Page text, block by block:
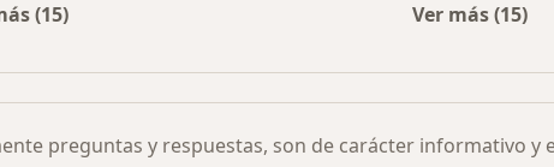
(15)
Ver más (15)
preguntas y respuestas, son de carácter informativo y